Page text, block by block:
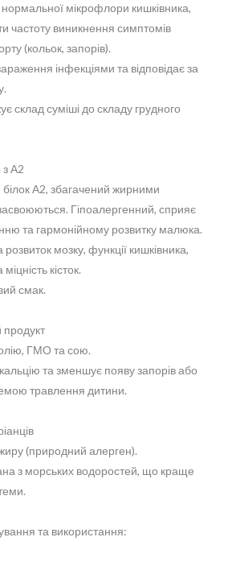
мікрофлори кишківника,
частоту виникнення симптомів
(кольок, запорів).
інфекціями та відповідає за
склад суміші до складу грудного
з А2
А2, збагачений жирними
Гіпоалергенний, сприяє
та гармонійному розвитку малюка.
мозку, функції кишківника,
кісток.
смак.
продукт
ГМО та сою.
та зменшує появу запорів або
травлення дитини.
(природний алерген).
з морських водоростей, що краще
та використання: